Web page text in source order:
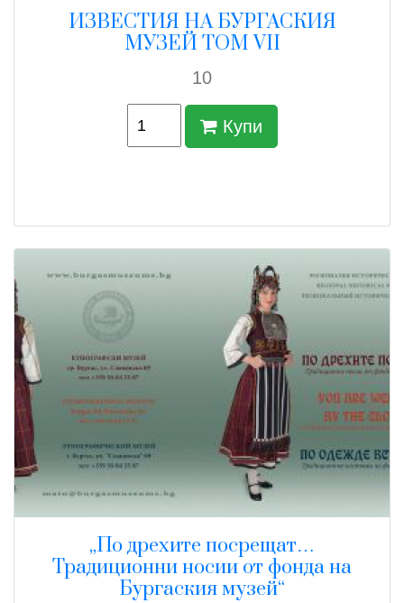
ИЗВЕСТИЯ НА БУРГАСКИЯ
МУЗЕЙ ТОМ VII
10
Купи
„По дрехите посрещат…
Традиционни носии от фонда на
Бургаския музей“